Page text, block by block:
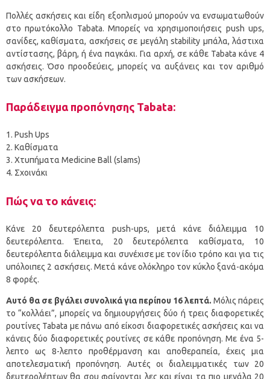
Πολλές ασκήσεις και είδη εξοπλισμού μπορούν να ενσωματωθούν
στο πρωτόκολλο Tabata. Μπορείς να χρησιμοποιήσεις push ups,
σανίδες, καθίσματα, ασκήσεις σε μεγάλη stability μπάλα, λάστιχα
αντίστασης, βάρη, ή ένα παγκάκι. Για αρχή, σε κάθε Tabata κάνε 4
ασκήσεις. Όσο προοδεύεις, μπορείς να αυξάνεις και τον αριθμό
των ασκήσεων.
Παράδειγμα προπόνησης Tabata:
Push Ups
Καθίσματα
Χτυπήματα Medicine Ball (slams)
Σχοινάκι
Πώς να το κάνεις:
Κάνε 20 δευτερόλεπτα push-ups, μετά κάνε διάλειμμα 10
δευτερόλεπτα. Έπειτα, 20 δευτερόλεπτα καθίσματα, 10
δευτερόλεπτα διάλειμμα και συνέχισε με τον ίδιο τρόπο και για τις
υπόλοιπες 2 ασκήσεις. Μετά κάνε ολόκληρο τον κύκλο ξανά-ακόμα
8 φορές.
Αυτό θα σε βγάλει συνολικά για περίπου 16 λεπτά. Μόλις πάρεις
το “κολλάει”, μπορείς να δημιουργήσεις δύο ή τρεις διαφορετικές
ρουτίνες Tabata με πάνω από είκοσι διαφορετικές ασκήσεις και να
κάνεις δύο διαφορετικές ρουτίνες σε κάθε προπόνηση. Με ένα 5-
λεπτο ως 8-λεπτο προθέρμανση και αποθεραπεία, έχεις μια
αποτελεσματική προπόνηση. Αυτές οι διαλειμματικές των 20
δευτερολέπτων θα σου φαίνονται λες και είναι τα πιο μεγάλα 20